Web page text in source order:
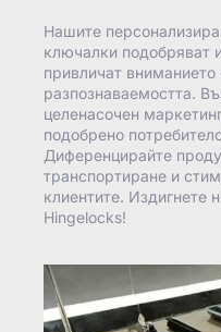
Нашите
ключалки подобряват
привличат
разпознаваемостта.
целенасочен
подобрено
Диференцирайте
транспортиране и
клиентите. Издигнете
Hingelocks!